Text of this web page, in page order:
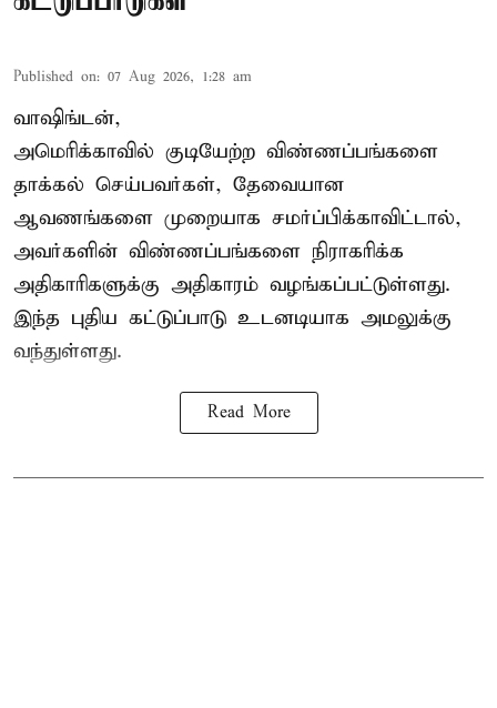
Published on: 07 Aug 2026, 1:28 am
வாஷிங்டன்,
அமெரிக்காவில் குடியேற்ற விண்ணப்பங்களை
தாக்கல் செய்பவர்கள், தேவையான
ஆவணங்களை முறையாக சமர்ப்பிக்காவிட்டால்,
அவர்களின் விண்ணப்பங்களை நிராகரிக்க
அதிகாரிகளுக்கு அதிகாரம் வழங்கப்பட்டுள்ளது.
இந்த புதிய கட்டுப்பாடு உடனடியாக அமலுக்கு
வந்துள்ளது.
Read More